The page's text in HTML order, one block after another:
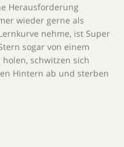
Herausforderung
wieder gerne als
nehme, ist Super
sogar von einem
schwitzen sich
Hintern ab und sterben